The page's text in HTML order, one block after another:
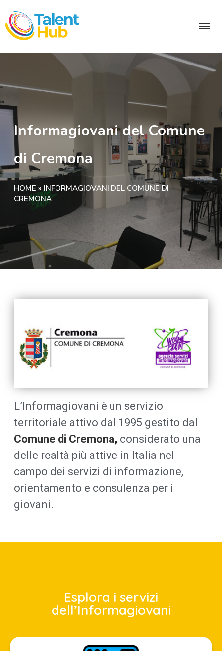
Informagiovani del Comune
di Cremona
HOME »INFORMAGIOVANI DEL COMUNE DI
CREMONA
L’Informagiovani è un servizio
territoriale attivo dal 1995 gestito dal
Comune di Cremona, considerato una
delle realtà più attive in Italia nel
campo dei servizi di informazione,
orientamento e consulenza per i
giovani.
Esplora i servizi
dell’Informagiovani